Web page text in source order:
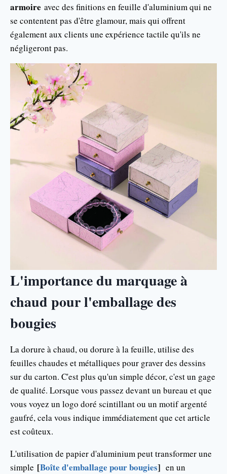
armoire avec des finitions en feuille d'aluminium qui ne
se contentent pas d'être glamour, mais qui offrent
également aux clients une expérience tactile qu'ils ne
négligeront pas.
L'importance du marquage à
chaud pour l'emballage des
bougies
La dorure à chaud, ou dorure à la feuille, utilise des
feuilles chaudes et métalliques pour graver des dessins
sur du carton. C'est plus qu'un simple décor, c'est un gage
de qualité. Lorsque vous passez devant un bureau et que
vous voyez un logo doré scintillant ou un motif argenté
gaufré, cela vous indique immédiatement que cet article
est coûteux.
L'utilisation de papier d'aluminium peut transformer une
simple [Boîte d'emballage pour bougies] en un